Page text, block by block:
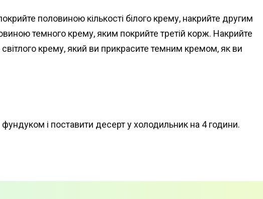
половиною кількості білого крему, накрийте другим
темного крему, яким покрийте третій корж. Накрийте
крему, який ви прикрасите темним кремом, як ви
і поставити десерт у холодильник на 4 години.